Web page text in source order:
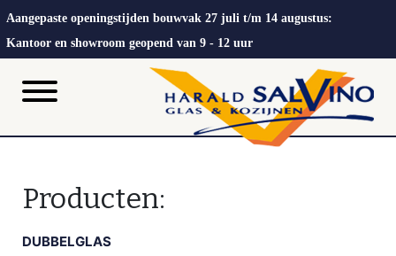
Aangepaste openingstijden bouwvak 27 juli t/m 14 augustus:
Kantoor en showroom geopend van 9 - 12 uur
Producten:
DUBBELGLAS